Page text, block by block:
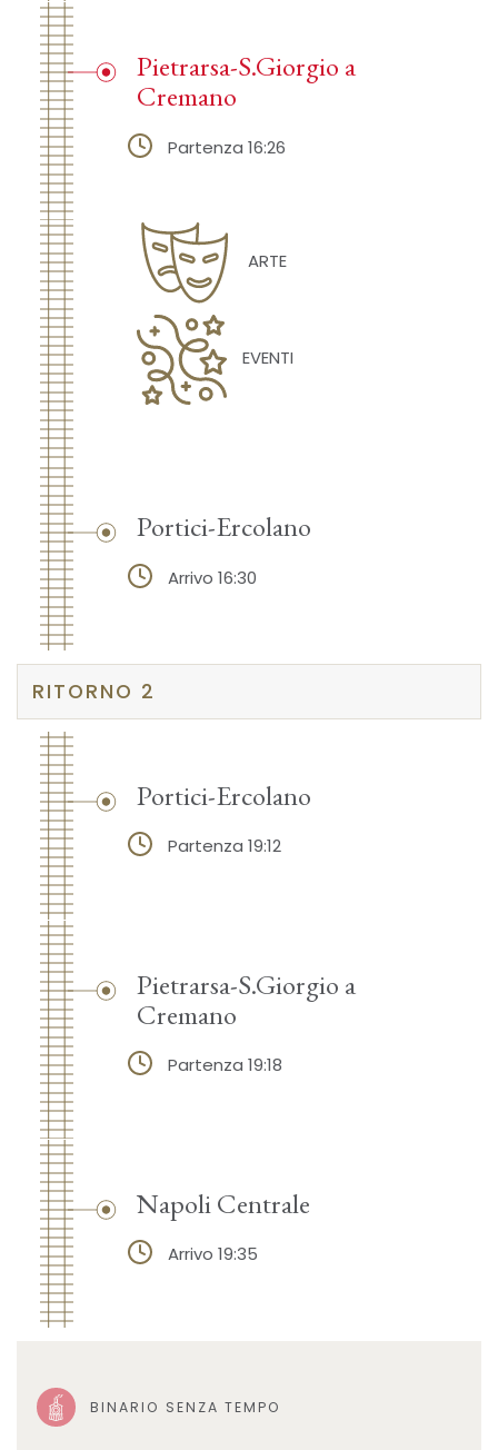
ARTE
EVENTI
Pietrarsa-S.Giorgio a
Cremano
Partenza 16:26
Portici-Ercolano
Arrivo 16:30
RITORNO 2
Portici-Ercolano
Partenza 19:12
Pietrarsa-S.Giorgio a
Cremano
Partenza 19:18
Napoli Centrale
Arrivo 19:35
BINARIO SENZA TEMPO